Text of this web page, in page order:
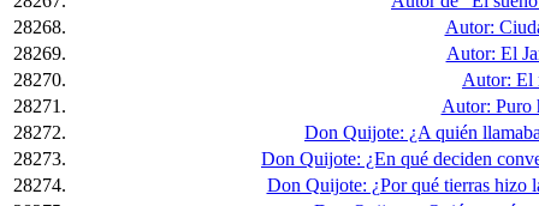
28268.
Autor:
28269.
Autor: El
28270.
Autor: El
28271.
Autor: Puro
28272.
Don Quijote: ¿A quién
28273.
Don Quijote: ¿En qué deciden
28274.
Don Quijote: ¿Por qué tierras hizo